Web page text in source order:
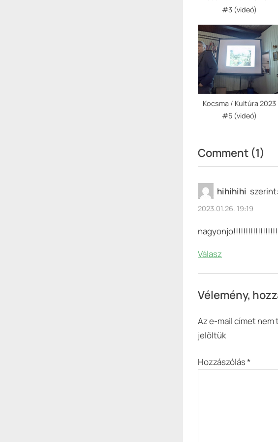
#3 (videó)
Kocsma / Kultúra 2023
#5 (videó)
Comment (1)
/
#1
hihihihi szerint:
2023.01.26. 19:19
Válasz
Vélemény,
Az e-mail címet nem
jelöltük
Hozzászólás*